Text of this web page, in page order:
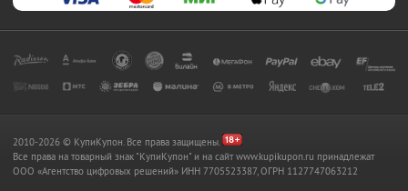
2010-2026 © КупиКупон. Все права защищены.
Все права на товарный знак "КупиКупон" и на сайт www.kupikupon.ru принадлежат
OOO «Агентство цифровых решений» ИНН 7705523387, ОГРН 1127747063212